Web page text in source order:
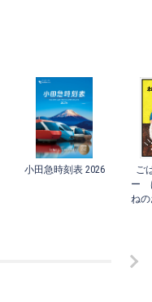
小田急時刻表 2026
ご
ー
ね